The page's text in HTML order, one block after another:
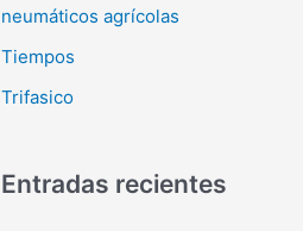
neumáticos agrícolas
Tiempos
Trifasico
Entradas recientes